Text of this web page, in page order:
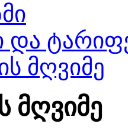
და
მღვიმე
მღვიმე